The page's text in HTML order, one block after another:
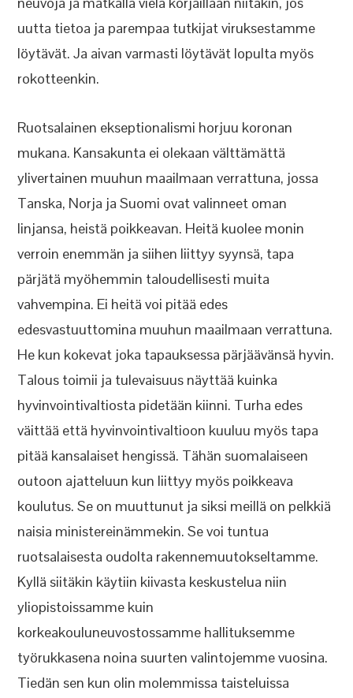
uutta tietoa ja parempaa tutkijat viruksestamme
löytävät. Ja aivan varmasti löytävät lopulta myös
rokotteenkin.
Ruotsalainen ekseptionalismi horjuu koronan
mukana. Kansakunta ei olekaan välttämättä
ylivertainen muuhun maailmaan verrattuna, jossa
Tanska, Norja ja Suomi ovat valinneet oman
linjansa, heistä poikkeavan. Heitä kuolee monin
verroin enemmän ja siihen liittyy syynsä, tapa
pärjätä myöhemmin taloudellisesti muita
vahvempina. Ei heitä voi pitää edes
edesvastuuttomina muuhun maailmaan verrattuna.
He kun kokevat joka tapauksessa pärjäävänsä hyvin.
Talous toimii ja tulevaisuus näyttää kuinka
hyvinvointivaltiosta pidetään kiinni. Turha edes
väittää että hyvinvointivaltioon kuuluu myös tapa
pitää kansalaiset hengissä. Tähän suomalaiseen
outoon ajatteluun kun liittyy myös poikkeava
koulutus. Se on muuttunut ja siksi meillä on pelkkiä
naisia ministereinämmekin. Se voi tuntua
ruotsalaisesta oudolta rakennemuutokseltamme.
Kyllä siitäkin käytiin kiivasta keskustelua niin
yliopistoissamme kuin
korkeakouluneuvostossamme hallituksemme
työrukkasena noina suurten valintojemme vuosina.
Tiedän sen kun olin molemmissa taisteluissa